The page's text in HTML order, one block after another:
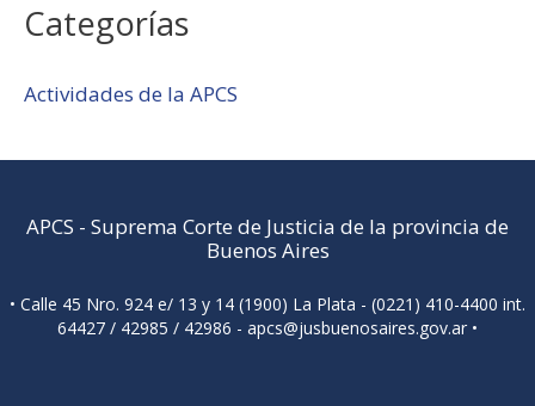
Categorías
Actividades de la APCS
APCS - Suprema Corte de Justicia de la provincia de
Buenos Aires
• Calle 45 Nro. 924 e/ 13 y 14 (1900) La Plata - (0221) 410-4400 int.
64427 / 42985 / 42986 - apcs@jusbuenosaires.gov.ar •